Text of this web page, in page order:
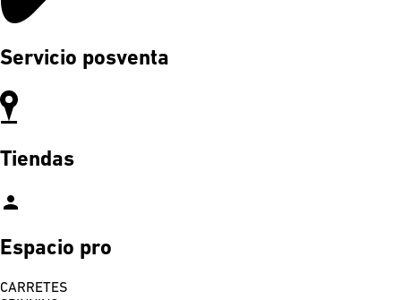
Servicio posventa
Tiendas
person
Espacio pro
CARRETES